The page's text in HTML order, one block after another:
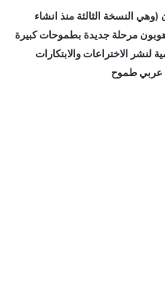
النسخة الثالثة منذ انشاء
مشروع موهوبون مرحلة جديدة بطموحات كبيرة
الاختراعات والابتكارات
عربي طموح